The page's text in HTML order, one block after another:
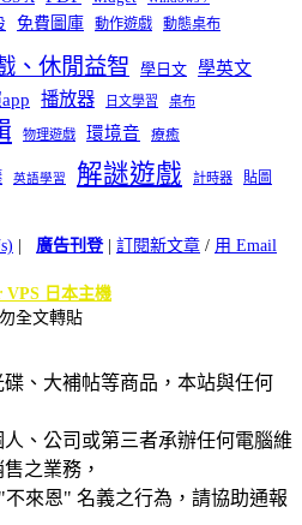
免費圖庫 動作遊戲 動態桌布
、休閒益智 學日文 學英文
播放器 日文學習 桌布
物理遊戲 環境音 療癒
英語學習 解謎遊戲 計時器
貼圖
| 廣告刊登| 訂閱新文章 / 用 Email
VPS 日本主機
全文轉貼
、大補帖等商品，本站與任何
、公司或第三者承辦任何電腦維
之業務，
來恩" 名義之行為，請協助通報